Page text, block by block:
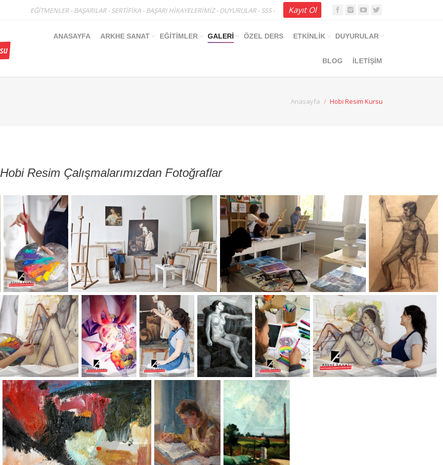
EĞİTMENLER-BAŞARILAR- SERTİFİKA -BAŞARI HİKAYELERİMİZ-DUYURULAR- SSS- Kayıt Ol
ANASAYFA ARKHE SANAT EĞİTİMLER GALERİ ÖZEL DERS ETKİNLİK DUYURULAR
BLOG İLETİŞİM
Anasayfa Hobi Resim Kursu
Hobi Resim Çalışmalarımızdan Fotoğraflar